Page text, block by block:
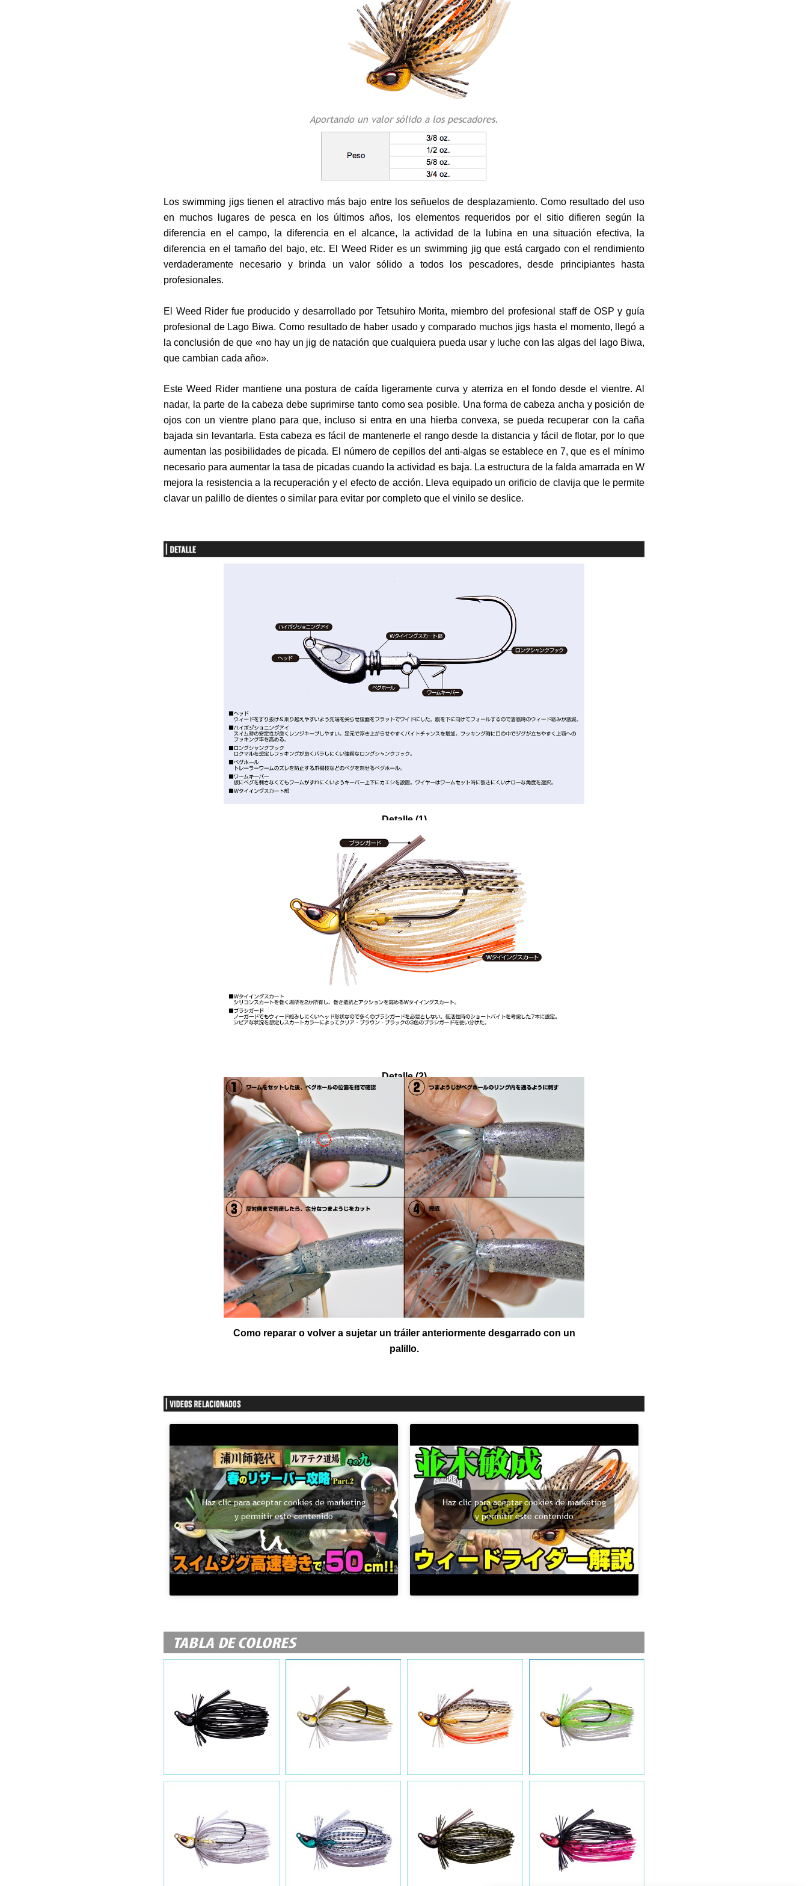
Aportando un valor sólido a los pescadores.
Los swimming jigs tienen el atractivo más bajo entre los señuelos de desplazamiento. Como resultado del uso
en muchos lugares de pesca en los últimos años, los elementos requeridos por el sitio difieren según la
diferencia en el campo, la diferencia en el alcance, la actividad de la lubina en una situación efectiva, la
diferencia en el tamaño del bajo, etc. El Weed Rider es un swimming jig que está cargado con el rendimiento
verdaderamente necesario y brinda un valor sólido a todos los pescadores, desde principiantes hasta
profesionales.
El Weed Rider fue producido y desarrollado por Tetsuhiro Morita, miembro del profesional staff de OSP y guía
profesional de Lago Biwa. Como resultado de haber usado y comparado muchos jigs hasta el momento, llegó a
la conclusión de que «no hay un jig de natación que cualquiera pueda usar y luche con las algas del lago Biwa,
que cambian cada año».
Este Weed Rider mantiene una postura de caída ligeramente curva y aterriza en el fondo desde el vientre. Al
nadar, la parte de la cabeza debe suprimirse tanto como sea posible. Una forma de cabeza ancha y posición de
ojos con un vientre plano para que, incluso si entra en una hierba convexa, se pueda recuperar con la caña
bajada sin levantarla. Esta cabeza es fácil de mantenerle el rango desde la distancia y fácil de flotar, por lo que
aumentan las posibilidades de picada. El número de cepillos del anti-algas se establece en 7, que es el mínimo
necesario para aumentar la tasa de picadas cuando la actividad es baja. La estructura de la falda amarrada en W
mejora la resistencia a la recuperación y el efecto de acción. Lleva equipado un orificio de clavija que le permite
clavar un palillo de dientes o similar para evitar por completo que el vinilo se deslice.
Detalle (1)
Detalle (2)
Como reparar o volver a sujetar un tráiler anteriormente desgarrado con un
palillo.
Haz clic para aceptar cookies de marketing
y permitir este contenido
Haz clic para aceptar cookies de marketing
y permitir este contenido